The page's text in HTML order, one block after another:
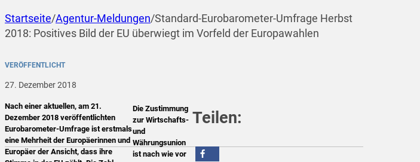
Startseite/Agentur-Meldungen/Standard-Eurobarometer-Umfrage Herbst
2018: Positives Bild der EU überwiegt im Vorfeld der Europawahlen
VERÖFFENTLICHT
27. Dezember 2018
Nach einer aktuellen, am 21.
Dezember 2018 veröffentlichten
Eurobarometer-Umfrage ist erstmals
eine Mehrheit der Europäerinnen und
Europäer der Ansicht, dass ihre
Die Zustimmung
zur Wirtschafts-
und
Währungsunion
ist nach wie vor
Teilen: